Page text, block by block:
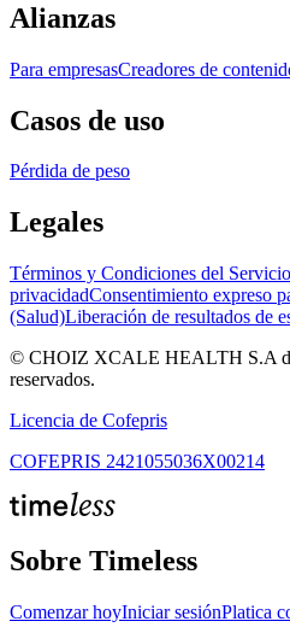
Alianzas
Para empresasCreadores de
Casos de uso
Pérdida de peso
Legales
Términos y Condiciones del Servicio
privacidadConsentimiento expreso
(Salud)Liberación de resultados de
© CHOIZ XCALE HEALTH S.A
reservados.
Licencia de Cofepris
COFEPRIS 2421055036X00214
Sobre Timeless
Comenzar hoyIniciar sesiónPlatica